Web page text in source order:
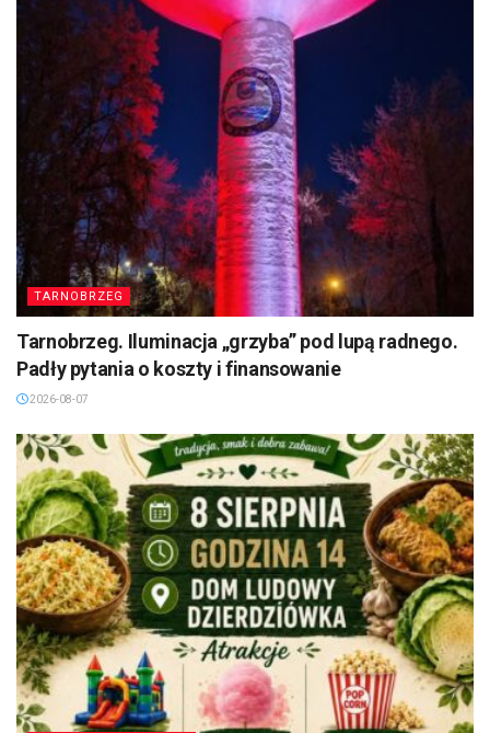
TARNOBRZEG
Tarnobrzeg. Iluminacja „grzyba” pod lupą radnego.
Padły pytania o koszty i finansowanie
2026-08-07